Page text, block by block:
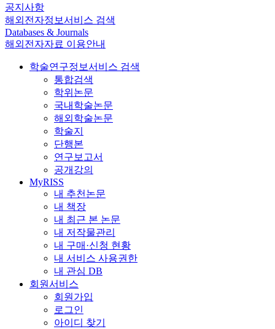
공지사항
해외전자정보서비스 검색
Databases & Journals
해외전자자료 이용안내
학술연구정보서비스 검색
통합검색
학위논문
국내학술논문
해외학술논문
학술지
단행본
연구보고서
공개강의
MyRISS
내 추천논문
내 책장
내 최근 본 논문
내 저작물관리
내 구매·신청 현황
내 서비스 사용권한
내 관심 DB
회원서비스
회원가입
로그인
아이디 찾기